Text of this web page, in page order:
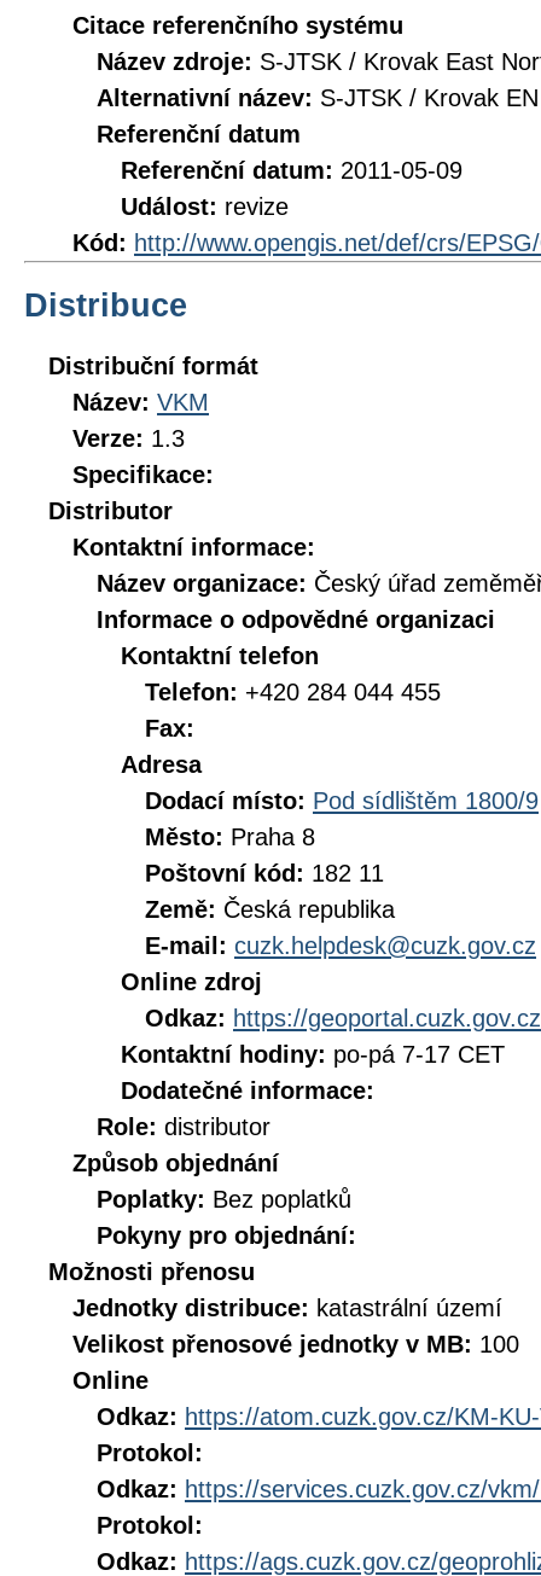
Citace referenčního systému
Název zdroje: S-JTSK / Krovak East
Alternativní název: S-JTSK / Krovak EN
Referenční datum
Referenční datum: 2011-05-09
Událost: revize
Kód: http://www.opengis.net/def/crs/
Distribuce
Distribuční formát
Název: VKM
Verze: 1.3
Specifikace:
Distributor
Kontaktní informace:
Název organizace: Český úřad
Informace o odpovědné organizaci
Kontaktní telefon
Telefon: +420 284 044 455
Fax:
Adresa
Dodací místo: Pod sídlištěm 1800/9
Město: Praha 8
Poštovní kód: 182 11
Země: Česká republika
E-mail: cuzk.helpdesk@cuzk.gov.cz
Online zdroj
Odkaz: https://geoportal.cuzk.gov.cz
Kontaktní hodiny: po-pá 7-17 CET
Dodatečné informace:
Role: distributor
Způsob objednání
Poplatky: Bez poplatků
Pokyny pro objednání:
Možnosti přenosu
Jednotky distribuce: katastrální území
Velikost přenosové jednotky v MB: 100
Online
Odkaz: https://atom.cuzk.gov.cz/KM-
Protokol:
Odkaz: https://services.cuzk.gov.cz/
Protokol:
Odkaz: https://ags.cuzk.gov.cz/